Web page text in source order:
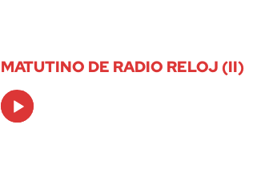
MATUTINO DE RADIO RELOJ (II)
Audio
Player